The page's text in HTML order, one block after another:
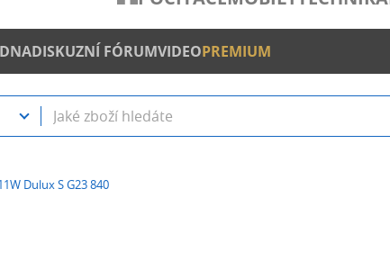
DISKUZNÍ FÓRUMVIDEOPREMIUM
Dulux S G23 840